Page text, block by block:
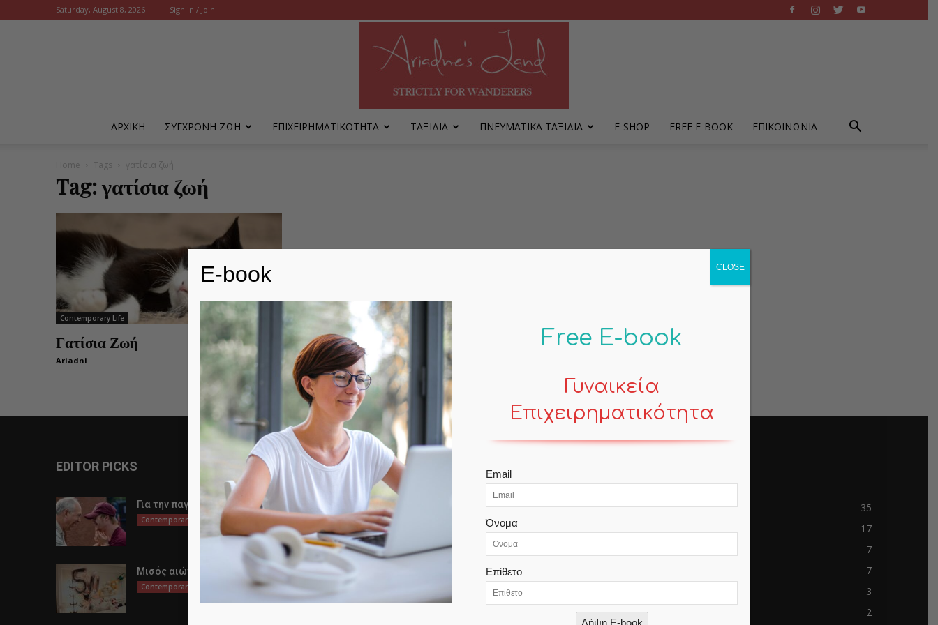
Saturday, August 8, 2026 Sign in / Join
ΑΡΧΙΚΗ ΣΥΓΧΡΟΝΗ ΖΩΗ ΕΠΙΧΕΙΡΗΜΑΤΙΚΟΤΗΤΑ ΤΑΞΙΔΙΑ ΠΝΕΥΜΑΤΙΚΑ ΤΑΞΙΔΙΑ Ε-SHOP FREE E-BOOK ΕΠΙΚΟΙΝΩΝΙΑ
Home Tags γατίσια ζωή
Tag: γατίσια ζωή
Contemporary Life
Γατίσια Ζωή
Ariadni 0
EDITOR PICKS
Για την παγκόσμια μέρα αυτισμού
Contemporary Life
Μισός αιώνας ζωής
Contemporary Life
POPULAR POSTS
Optimistic…. (Ποίηση)
What’s next – Η τυραννία του Μετά
Contemporary Life
35
17
7
7
3
blokkfont.com
2
E-book
Free E-book
Γυναικεία
Επιχειρηματικότητα
Email
Όνομα
Επίθετο
Λήψη E-book
CLOSE